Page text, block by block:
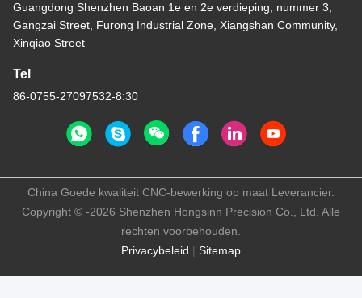
Guangdong Shenzhen Baoan 1e en 2e verdieping, nummer 3,
Gangzai Street, Furong Industrial Zone, Xiangshan Community,
Xinqiao Street
Tel
86-0755-27097532-8:30
Privacybeleid | Sitemap
China Goede kwaliteit CNC-bewerking op maat Leverancier.
Copyright © -2026 Shenzhen Hongsinn Precision Co., Ltd. Alle
rechten voorbehouden.